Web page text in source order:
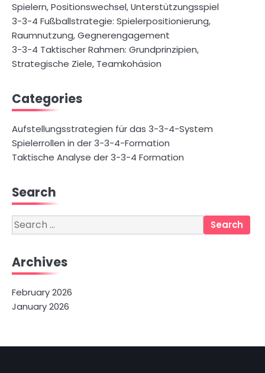
Spielern, Positionswechsel, Unterstützungsspiel
3-3-4 Fußballstrategie: Spielerpositionierung,
Raumnutzung, Gegnerengagement
3-3-4 Taktischer Rahmen: Grundprinzipien,
Strategische Ziele, Teamkohäsion
Categories
Aufstellungsstrategien für das 3-3-4-System
Spielerrollen in der 3-3-4-Formation
Taktische Analyse der 3-3-4 Formation
Search
Search
for:
Archives
February 2026
January 2026